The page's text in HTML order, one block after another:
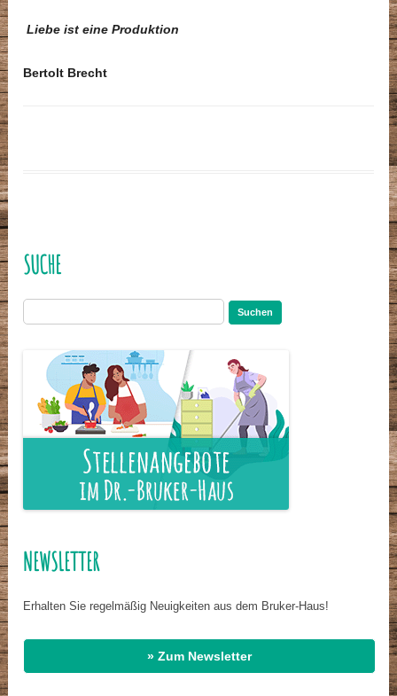
Liebe ist eine Produktion
Bertolt Brecht
SUCHE
nach:
NEWSLETTER
Erhalten Sie regelmäßig Neuigkeiten aus dem Bruker-Haus!
» Zum Newsletter